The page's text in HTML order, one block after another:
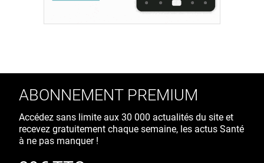
ABONNEMENT PREMIUM
Accédez sans limite aux 30 000 actualités du site et
recevez gratuitement chaque semaine, les actus Santé
à ne pas manquer !